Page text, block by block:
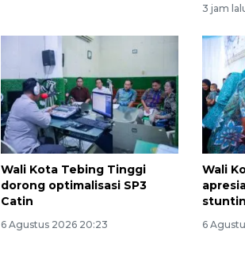
3 jam
Wali Kota Tebing Tinggi
dorong optimalisasi SP3
Catin
6 Agustus 2026 20:23
Wali
6
Ekonomi
tumbuh
2026-08-06